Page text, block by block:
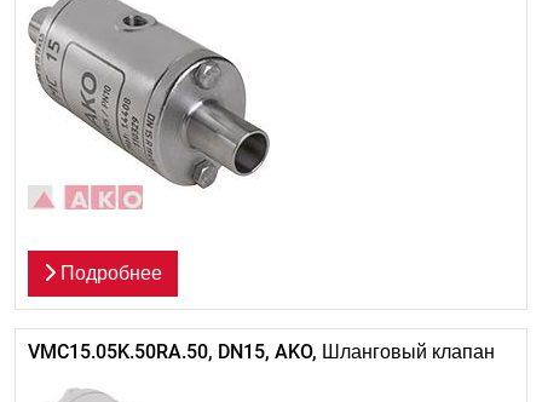
Подробнее
VMC15.05K.50RA.50, DN15, AKO, Шланговый клапан